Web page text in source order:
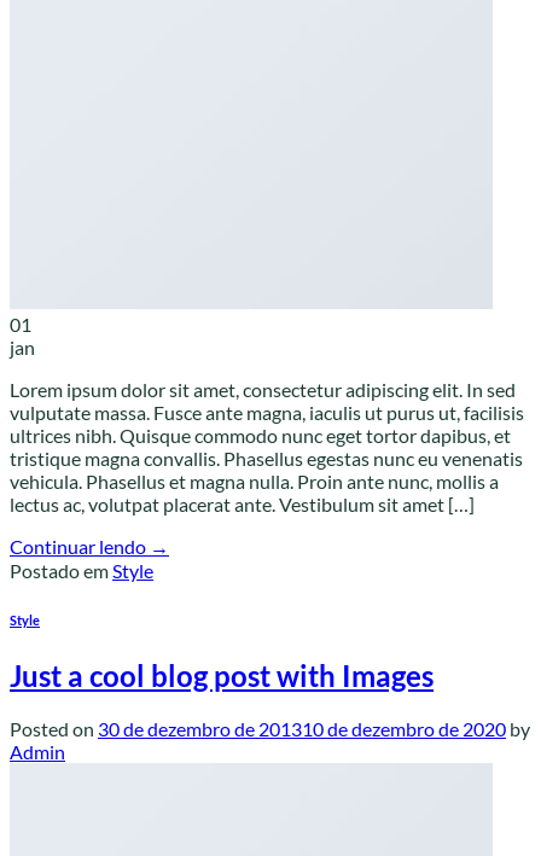
01
jan
Lorem ipsum dolor sit amet, consectetur adipiscing elit. In sed
vulputate massa. Fusce ante magna, iaculis ut purus ut, facilisis
ultrices nibh. Quisque commodo nunc eget tortor dapibus, et
tristique magna convallis. Phasellus egestas nunc eu venenatis
vehicula. Phasellus et magna nulla. Proin ante nunc, mollis a
lectus ac, volutpat placerat ante. Vestibulum sit amet […]
Continuar lendo →
Postado em Style
Style
Just a cool blog post with Images
Posted on 30 de dezembro de 201310 de dezembro de 2020 by
Admin